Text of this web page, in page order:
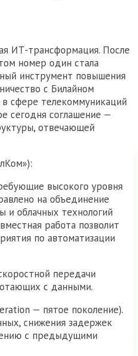
ИТ-трансформация. После
номер один стала
инструмент повышения
с Билайном
сфере телекоммуникаций
сегодня соглашение —
отвечающей
высокого уровня
на объединение
и облачных технологий
работа позволит
по автоматизации
передачи
с данными.
— пятое поколение).
снижения задержек
с предыдущими